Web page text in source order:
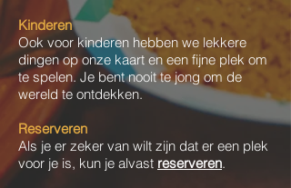
Kinderen
Ook voor kinderen hebben we lekkere
dingen op onze kaart en een fijne plek om
te spelen. Je bent nooit te jong om de
wereld te ontdekken.​
Reserveren
Als je er zeker van wilt zijn dat er een plek
voor je is, kun je alvast reserveren.